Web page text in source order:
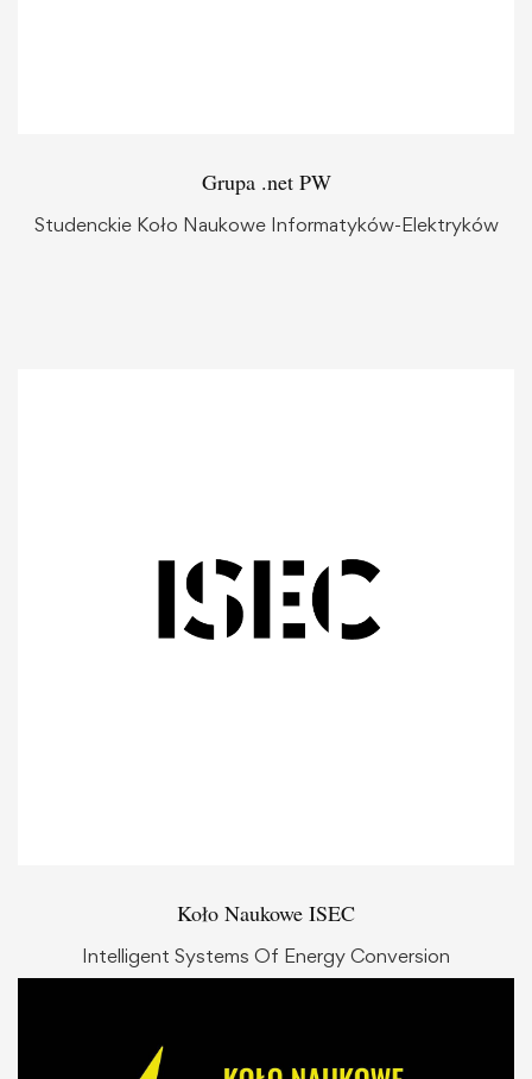
Grupa .net PW
Studenckie Koło Naukowe Informatyków-Elektryków
Koło Naukowe ISEC
Intelligent Systems Of Energy Conversion